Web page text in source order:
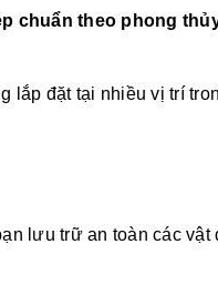
chuẩn theo phong
lắp đặt tại nhiều vị trí
lưu trữ an toàn các vật